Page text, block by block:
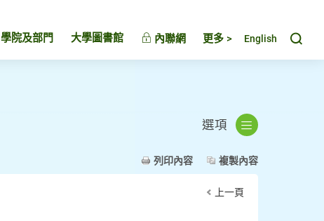
學院及部門 大學圖書館 內聯網 更多 > English
選項
列印內容 複製內容
上一頁